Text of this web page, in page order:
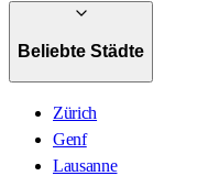
Beliebte Städte
Zürich
Genf
Lausanne